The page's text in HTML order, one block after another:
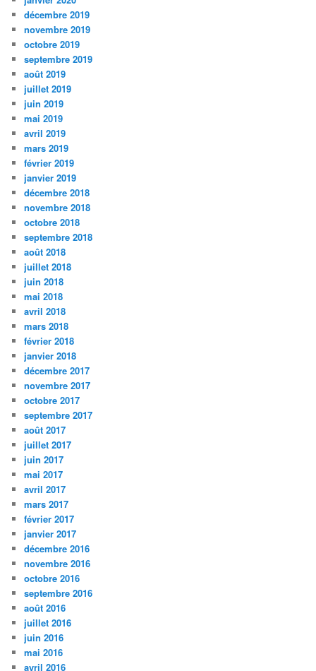
décembre 2019
novembre 2019
octobre 2019
septembre 2019
août 2019
juillet 2019
juin 2019
mai 2019
avril 2019
mars 2019
février 2019
janvier 2019
décembre 2018
novembre 2018
octobre 2018
septembre 2018
août 2018
juillet 2018
juin 2018
mai 2018
avril 2018
mars 2018
février 2018
janvier 2018
décembre 2017
novembre 2017
octobre 2017
septembre 2017
août 2017
juillet 2017
juin 2017
mai 2017
avril 2017
mars 2017
février 2017
janvier 2017
décembre 2016
novembre 2016
octobre 2016
septembre 2016
août 2016
juillet 2016
juin 2016
mai 2016
avril 2016